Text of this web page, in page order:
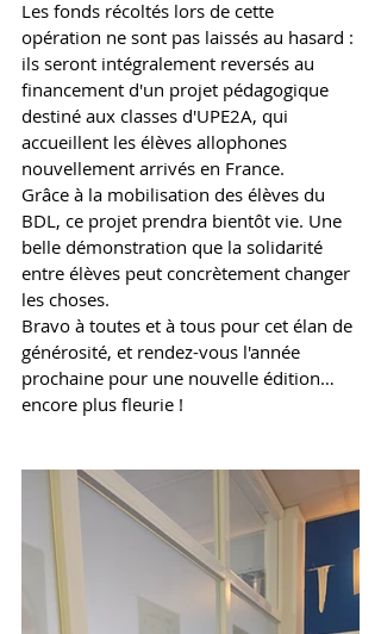
Les fonds récoltés lors de cette
opération ne sont pas laissés au hasard :
ils seront intégralement reversés au
financement d'un projet pédagogique
destiné aux classes d'UPE2A, qui
accueillent les élèves allophones
nouvellement arrivés en France.
Grâce à la mobilisation des élèves du
BDL, ce projet prendra bientôt vie. Une
belle démonstration que la solidarité
entre élèves peut concrètement changer
les choses.
Bravo à toutes et à tous pour cet élan de
générosité, et rendez-vous l'année
prochaine pour une nouvelle édition…
encore plus fleurie !